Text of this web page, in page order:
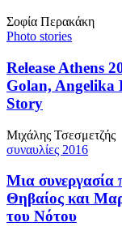
Σοφία Περακάκη
Photo stories
Release Athens
Golan, Angelika
Story
Μιχάλης Τσεσμετζής
συναυλίες 2016
Μια συνεργασία
Θηβαίος και
του Νότου